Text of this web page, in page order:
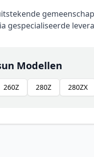
gespecialiseerde
Modellen
260Z 280Z 280ZX